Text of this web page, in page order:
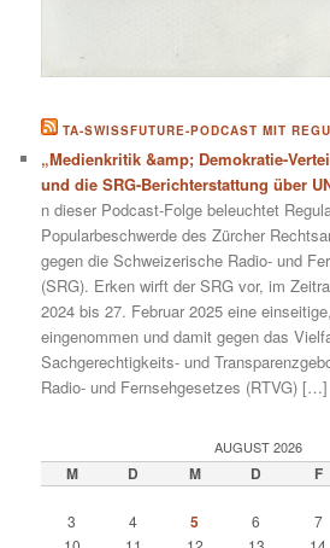
TA-SWISSFUTURE-PODCAST MIT
„Medienkritik &amp; Demokratie-
und die SRG-Berichterstattung über
n dieser Podcast-Folge beleuchtet
Popularbeschwerde des Zürcher
gegen die Schweizerische Radio- und
(SRG). Erken wirft der SRG vor, im
2024 bis 27. Februar 2025 eine
eingenommen und damit gegen das
Sachgerechtigkeits- und
Radio- und Fernsehgesetzes (RTVG) […]
AUGUST 2026
M D M D F
3
4 5 6 7